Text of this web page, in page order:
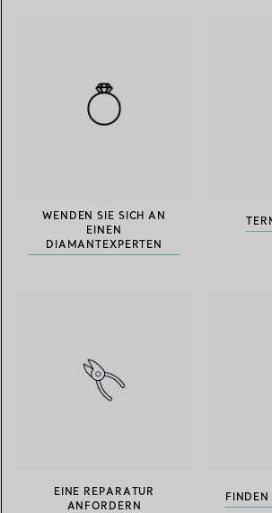
WENDEN SIE SICH AN
EINEN
DIAMANTEXPERTEN
EINE REPARATUR
ANFORDERN
FINDEN